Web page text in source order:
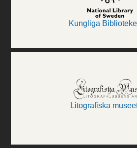
Kungliga
Litografiska